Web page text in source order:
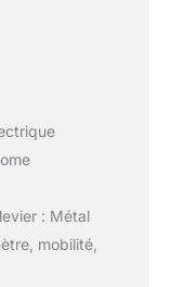
: Métal
mobilité,